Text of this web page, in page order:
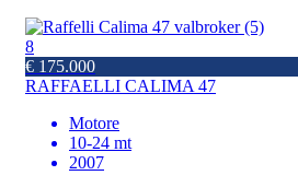
8
€ 175.000
RAFFAELLI CALIMA 47
Motore
10-24 mt
2007